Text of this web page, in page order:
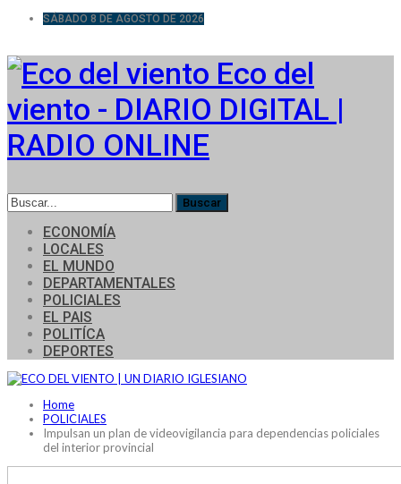
SÁBADO 8 DE AGOSTO DE 2026
Eco del
viento - DIARIO DIGITAL |
RADIO ONLINE
ECONOMÍA
LOCALES
EL MUNDO
DEPARTAMENTALES
POLICIALES
EL PAIS
POLITÍCA
DEPORTES
Home
POLICIALES
Impulsan un plan de videovigilancia para dependencias policiales
del interior provincial